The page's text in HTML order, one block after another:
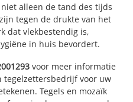
alleen de tand des tijds
tegen de drukte van het
dat vlekbestendig is,
in huis bevordert.
voor meer informatie
tegelzettersbedrijf voor uw
Tegels en mozaïk